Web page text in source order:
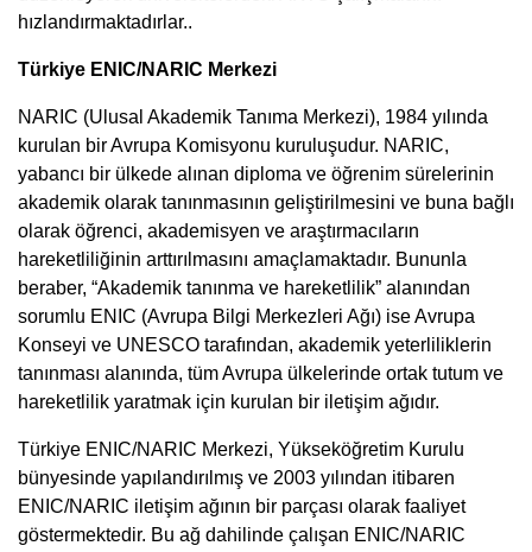
hızlandırmaktadırlar..
Türkiye ENIC/NARIC Merkezi
NARIC (Ulusal Akademik Tanıma Merkezi), 1984 yılında
kurulan bir Avrupa Komisyonu kuruluşudur. NARIC,
yabancı bir ülkede alınan diploma ve öğrenim sürelerinin
akademik olarak tanınmasının geliştirilmesini ve buna bağlı
olarak öğrenci, akademisyen ve araştırmacıların
hareketliliğinin arttırılmasını amaçlamaktadır. Bununla
beraber, “Akademik tanınma ve hareketlilik” alanından
sorumlu ENIC (Avrupa Bilgi Merkezleri Ağı) ise Avrupa
Konseyi ve UNESCO tarafından, akademik yeterliliklerin
tanınması alanında, tüm Avrupa ülkelerinde ortak tutum ve
hareketlilik yaratmak için kurulan bir iletişim ağıdır.
Türkiye ENIC/NARIC Merkezi, Yükseköğretim Kurulu
bünyesinde yapılandırılmış ve 2003 yılından itibaren
ENIC/NARIC iletişim ağının bir parçası olarak faaliyet
göstermektedir. Bu ağ dahilinde çalışan ENIC/NARIC